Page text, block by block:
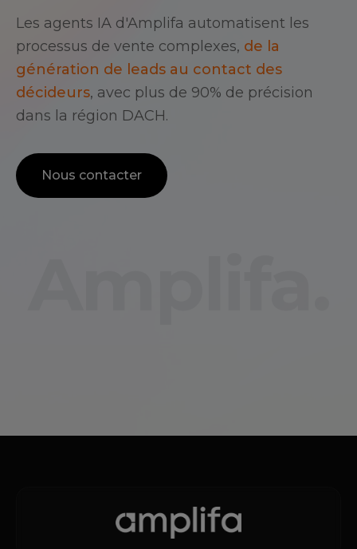
Les agents IA d'Amplifa automatisent les
processus de vente complexes, de la
génération de leads au contact des
décideurs, avec plus de 90% de précision
dans la région DACH.
Nous contacter